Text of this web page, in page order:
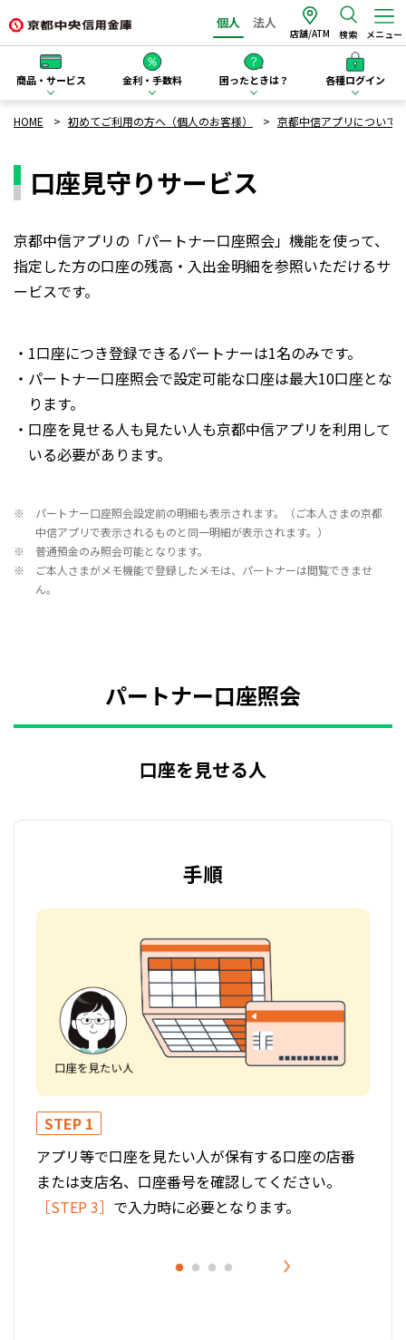
個人 法人
店舗/ATM 検索 メニュー
商品・サービス 金利・手数料 困ったときは？ 各種ログイン
HOME 初めてご利用の方へ（個人のお客様） 京都中信アプリについて
口座見守りサービス
京都中信アプリの「パートナー口座照会」機能を使って、
指定した方の口座の残高・入出金明細を参照いただけるサ
ービスです。
・1口座につき登録できるパートナーは1名のみです。
・パートナー口座照会で設定可能な口座は最大10口座とな
ります。
・口座を見せる人も見たい人も京都中信アプリを利用して
いる必要があります。
パートナー口座照会設定前の明細も表示されます。（ご本人さまの京都
中信アプリで表示されるものと同一明細が表示されます。）
普通預金のみ照会可能となります。
ご本人さまがメモ機能で登録したメモは、パートナーは閲覧できませ
ん。
パートナー口座照会
口座を見せる人
手順
STEP 1
アプリ等で口座を見たい人が保有する口座の店番
または支店名、口座番号を確認してください。
［STEP 3］ で入力時に必要となります。